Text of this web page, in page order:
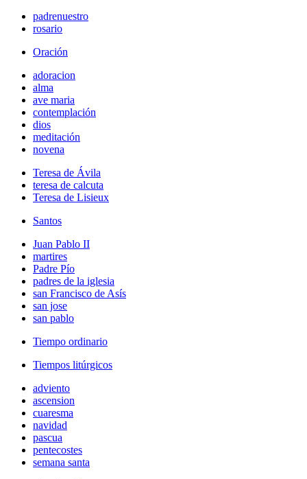
padrenuestro
rosario
Oración
adoracion
alma
ave maria
contemplación
dios
meditación
novena
Teresa de Ávila
teresa de calcuta
Teresa de Lisieux
Santos
Juan Pablo II
martires
Padre Pío
padres de la iglesia
san Francisco de Asís
san jose
san pablo
Tiempo ordinario
Tiempos litúrgicos
adviento
ascension
cuaresma
navidad
pascua
pentecostes
semana santa